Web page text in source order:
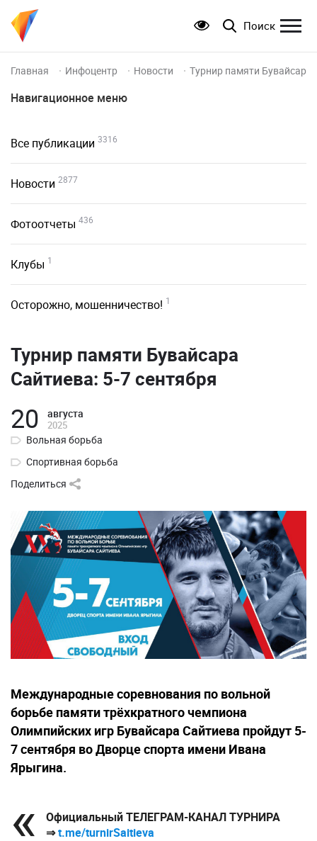
Поиск
Главная Инфоцентр Новости Турнир памяти Бувайсара
Навигационное меню
Все публикации 3316
Новости 2877
Фотоотчеты 436
Клубы 1
Осторожно, мошенничество! 1
Турнир памяти Бувайсара
Сайтиева: 5-7 сентября
20 августа
2025
Вольная борьба
Спортивная борьба
Поделиться
Международные соревнования по вольной
борьбе памяти трёхкратного чемпиона
Олимпийских игр Бувайсара Сайтиева пройдут 5-
7 сентября во Дворце спорта имени Ивана
Ярыгина.
Официальный ТЕЛЕГРАМ-КАНАЛ ТУРНИРА
⇒t.me/turnirSaitieva